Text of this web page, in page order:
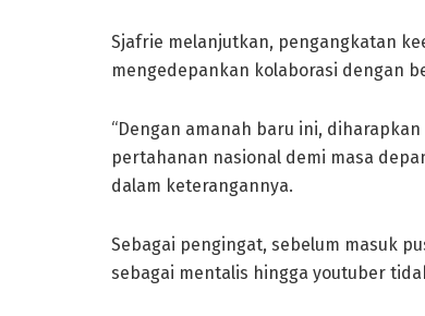
Sjafrie melanjutkan, pengangkatan
mengedepankan kolaborasi dengan
“Dengan amanah baru ini,
pertahanan nasional demi masa
dalam keterangannya.
Sebagai pengingat, sebelum masuk
sebagai mentalis hingga youtuber